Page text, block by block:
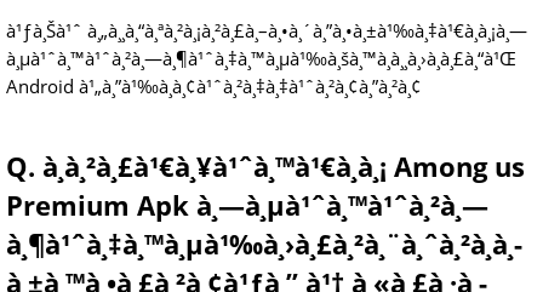
à¹ƒà¸Šà¹ˆ à¸„à¸¸à¸“à¸ªà¸²à¸¡à¸²à¸£à¸–à¸•à¸´à¸”à¸•à¸±à¹‰à¸‡à¹€à¸à¸¡à¸—
à¸µà¹ˆà¸™à¹ˆà¸²à¸—à¸¶à¹ˆà¸‡à¸™à¸µà¹‰à¸šà¸™à¸­à¸¸à¸›à¸à¸£à¸“à¹Œ
Android à¹„à¸”à¹‰à¸­à¸¢à¹ˆà¸²à¸‡à¸‡à¹ˆà¸²à¸¢à¸”à¸²à¸¢
Q. à¸à¸²à¸£à¹€à¸¥à¹ˆà¸™à¹€à¸à¸¡ Among us
Premium Apk à¸—à¸µà¹ˆà¸™à¹ˆà¸²à¸—
à¸¶à¹ˆà¸‡à¸™à¸µà¹‰à¸›à¸£à¸²à¸¨à¸ˆà¸²à¸à¸­
à¸±à¸™à¸•à¸£à¸²à¸¢à¹ƒà¸” à¹† à¸«à¸£à¸·à¸­